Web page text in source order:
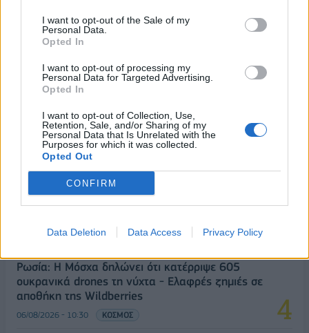
I want to opt-out of the Sale of my
Personal Data.
Opted In
I want to opt-out of processing my
Personal Data for Targeted Advertising.
Opted In
I want to opt-out of Collection, Use,
Retention, Sale, and/or Sharing of my
Personal Data that Is Unrelated with the
Purposes for which it was collected.
Opted Out
CONFIRM
Data Deletion Data Access Privacy Policy
ΔΗΜΟΦΙΛΗ
Metlen: Ρεκόρ EBITDA στο α' εξάμηνο, στα 550
εκατ. ευρώ – Καθαρά κέρδη 313 εκατ. ευρώ
Β.Σ. Καρούλιας: Τζίρος 98,7 εκατ. ευρώ και
αύξηση κερδών 57% - Τα νέα στοιχήματα σε low
& non alcohol
06/08/2026 - 11:48 ΕΠΙΧΕΙΡΗΣΕΙΣ
HELLENiQ ENERGY: Κέρδη 393 εκατ. ευρώ στο α'
ΕΠΙΧΕΙΡΗΣΕΙΣ
Ρωσία: Η Μόσχα δηλώνει ότι κατέρριψε 605
ουκρανικά drones τη νύχτα - Ελαφρές ζημιές σε
αποθήκη της Wildberries
06/08/2026 - 10:30 ΚΟΣΜΟΣ